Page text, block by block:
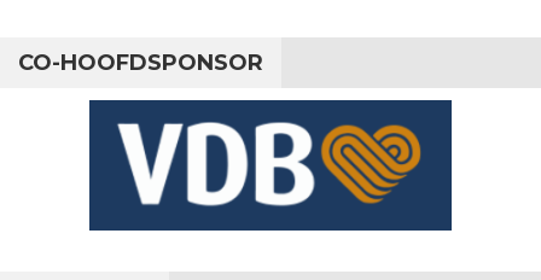
CO-HOOFDSPONSOR